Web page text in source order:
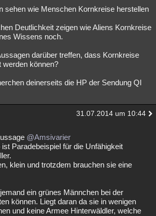
sehen wie Menschen Kornkreise herstellen
Deutlichkeit zeigen wie Aliens Kornkreise
Wissens noch.
darüber treffen, dass Kornkreise
werden können?
deinerseits die HP der Sendung QI
31.07.2014 um 10:44
@Amsivarier
Paradebeispiel für die Unfähigkeit
klein und trotzdem brauchen sie eine
ein grünes Männchen bei der
können. Liegt daran da sie in wenigen
und keine Armee Hinterwäldler, welche